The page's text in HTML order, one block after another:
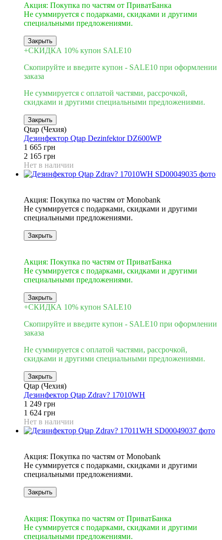
Акция: Покупка по частям от ПриватБанка
Не суммируется с подарками, скидками и другими
специальными предложениями.
Закрыть
+СКИДКА 10% купон SALE10
Скопируйте и введите купон - SALE10 при оформлении
заказа
Не суммируется с оплатой частями, рассрочкой,
скидками и другими специальными предложениями.
Закрыть
Qtap (Чехия)
Дезинфектор Qtap Dezinfektor DZ600WP
1 665 грн
2 165 грн
Нет в наличии
Акция: Покупка по частям от Monobank
Не суммируется с подарками, скидками и другими
специальными предложениями.
Закрыть
Акция: Покупка по частям от ПриватБанка
Не суммируется с подарками, скидками и другими
специальными предложениями.
Закрыть
+СКИДКА 10% купон SALE10
Скопируйте и введите купон - SALE10 при оформлении
заказа
Не суммируется с оплатой частями, рассрочкой,
скидками и другими специальными предложениями.
Закрыть
Qtap (Чехия)
Дезинфектор Qtap Zdrav? 17010WH
1 249 грн
1 624 грн
Нет в наличии
Акция: Покупка по частям от Monobank
Не суммируется с подарками, скидками и другими
специальными предложениями.
Закрыть
Акция: Покупка по частям от ПриватБанка
Не суммируется с подарками, скидками и другими
специальными предложениями.